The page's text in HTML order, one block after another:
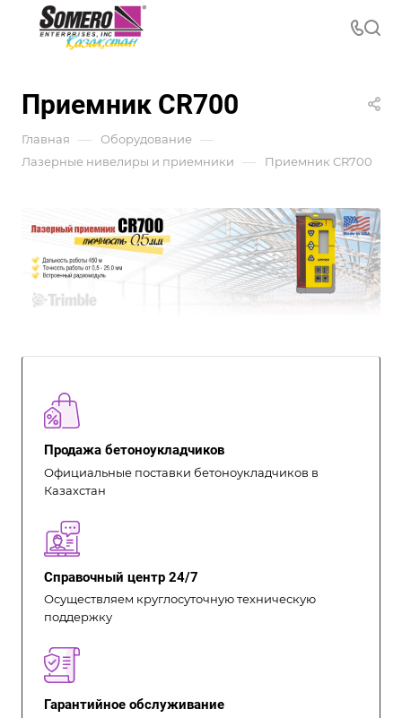
Приемник CR700
Главная — Оборудование —
Лазерные нивелиры и приемники — Приемник CR700
Продажа бетоноукладчиков
Официальные поставки бетоноукладчиков в
Казахстан
Справочный центр 24/7
Осуществляем круглосуточную техническую
поддержку
Гарантийное обслуживание